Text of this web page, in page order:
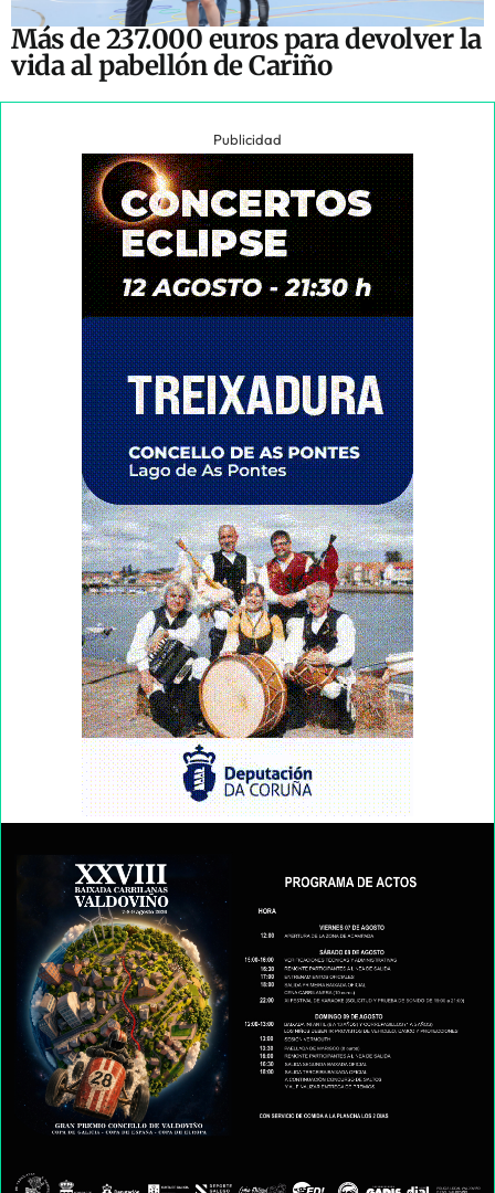
Más de 237.000 euros para devolver la
vida al pabellón de Cariño
Publicidad